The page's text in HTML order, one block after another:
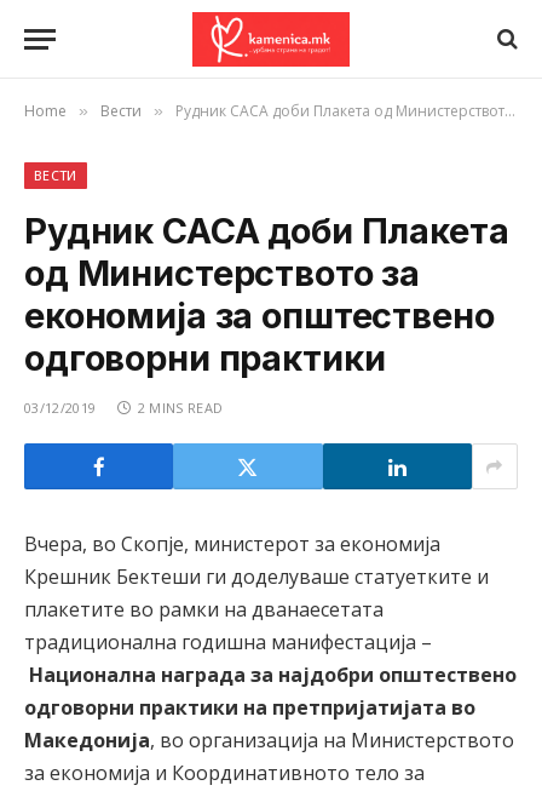
Home » Вести » Рудник САСА доби Плакета од Министерството за економија за општествено одговорни практики
ВЕСТИ
Рудник САСА доби Плакета
од Министерството за
економија за општествено
одговорни практики
03/12/2019 2 MINS READ
Вчера, во Скопје, министерот за економија
Крешник Бектеши ги доделуваше статуетките и
плакетите во рамки на дванаесетата
традиционална годишна манифестација –
Национална награда за најдобри општествено
одговорни практики на претпријатијата во
Македонија, во организација на Министерството
за економија и Координативното тело за